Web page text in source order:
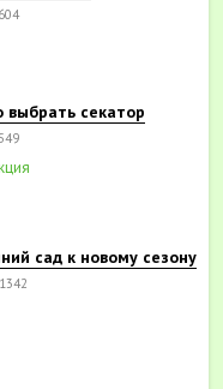
604
выбрать секатор
549
сад к новому сезону
1342